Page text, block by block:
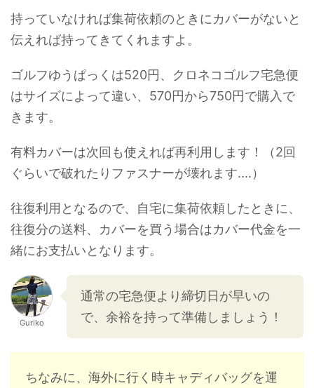
持っていなければ集荷依頼のときにカバーがないと
伝えれば持ってきてくれますよ。
ゴルフゆうぱっくは520円、クロネコゴルフ宅急便
はサイズによって違い、570円から750円で購入で
きます。
有料カバーは次回も使えれば再利用します！（2回
ぐらいで破れたりファスナーが壊れます....）
往復利用となるので、自宅に集荷依頼したときに、
往復分の送料、カバーを買う場合はカバー代金を一
緒にお支払いとなります。
Guriko
通常の宅急便より締切日が早いの
で、余裕を持って準備しましょう！
ちなみに、海外に行く時キャディバッグを運